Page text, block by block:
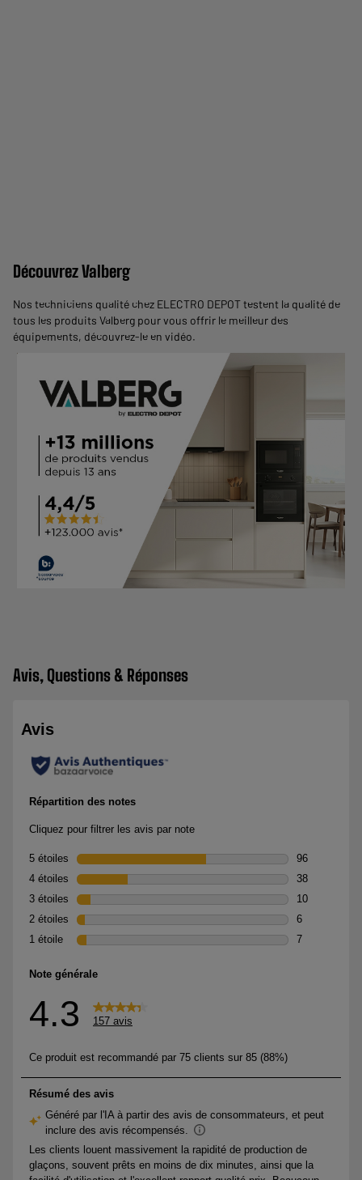
Découvrez Valberg
Nos techniciens qualité chez ELECTRO DEPOT testent la qualité de
tous les produits Valberg pour vous offrir le meilleur des
équipements, découvrez-le en vidéo.
Avis, Questions & Réponses